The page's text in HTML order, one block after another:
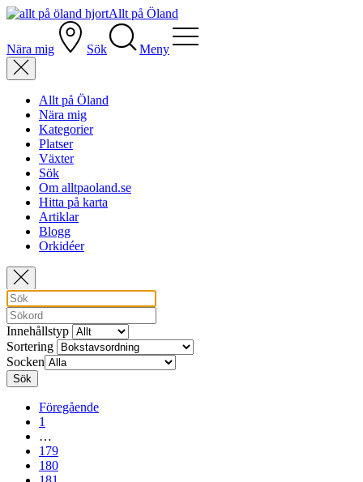
Allt på Öland
Nära mig Sök Meny
Allt på Öland
Nära mig
Kategorier
Platser
Växter
Sök
Om alltpaoland.se
Hitta på karta
Artiklar
Blogg
Orkidéer
Innehållstyp
Sortering
Socken
Sök
Föregående
1
…
179
180